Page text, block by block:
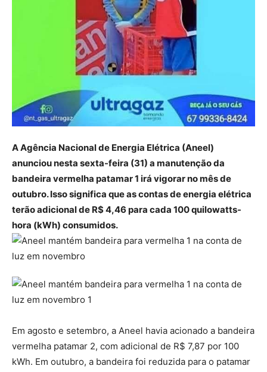
A Agência Nacional de Energia Elétrica (Aneel)
anunciou nesta sexta-feira (31) a manutenção da
bandeira vermelha patamar 1 irá vigorar no mês de
outubro. Isso significa que as contas de energia elétrica
terão adicional de R$ 4,46 para cada 100 quilowatts-
hora (kWh) consumidos.
Em agosto e setembro, a Aneel havia acionado a bandeira
vermelha patamar 2, com adicional de R$ 7,87 por 100
kWh. Em outubro, a bandeira foi reduzida para o patamar